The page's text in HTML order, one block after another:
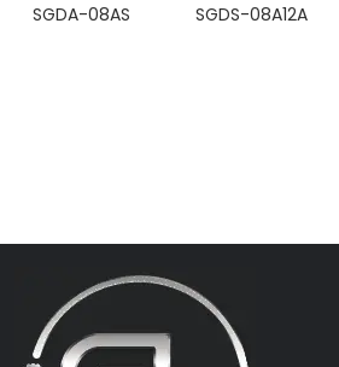
SGDA-08AS SGDS-08A12A